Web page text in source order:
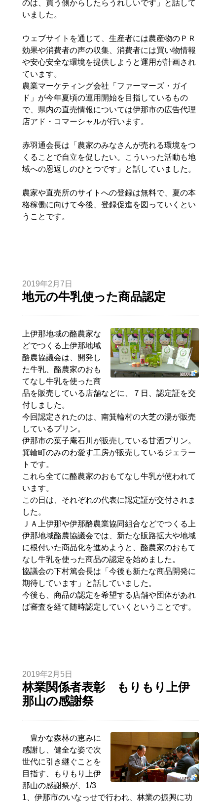
のは、買う側からしたらうれしいです」と話して
いました。
ウェブサイトを通じて、生産者には農産物のＰＲ
効果や消費者の声の収集、消費者には買い物情報
や安心安全な環境を提供しようと運用が計画され
ています。
農業マーケティング会社「ファーマーズ・ガイ
ド」が今年夏頃の運用開始を目指しているもの
で、県内の直売情報については伊那市の広告代理
店アド・コマーシャルが行います。
赤羽通会長は「農家のみなさんが売れる環境をつ
くることで自立を促したい。こういった活動も地
域への恩返しのひとつです」と話していました。
農家や直売所のサイトへの登録は無料で、夏の本
格稼働に向けて今後、登録促進を図っていくとい
うことです。
2019年2月7日
地元の牛乳使った商品認定
上伊那地域の酪農家な
どでつくる上伊那地域
酪農協議会は、開発し
た牛乳、酪農家のおも
てなし牛乳を使った商
品を販売している店舗などに、７日、認定証を交
付しました。
今回認定されたのは、南箕輪村の大芝の湯が販売
しているプリン。
伊那市の菓子庵石川が販売している甘酒プリン。
箕輪町のみのわ愛す工房が販売しているジェラー
トです。
これら全てに酪農家のおもてなし牛乳が使われて
います。
この日は、それぞれの代表に認定証が交付されま
した。
ＪＡ上伊那や伊那酪農業協同組合などでつくる上
伊那地域酪農協議会では、新たな販路拡大や地域
に根付いた商品化を進めようと、酪農家のおもて
なし牛乳を使った商品の認定を始めました。
協議会の下村篤会長は「今後も新たな商品開発に
期待しています」と話していました。
今後も、商品の認定を希望する店舗や団体があれ
ば審査を経て随時認定していくということです。
2019年2月5日
林業関係者表彰 もりもり上伊
那山の感謝祭
豊かな森林の恵みに
感謝し、健全な姿で次
世代に引き継ぐことを
目指す、もりもり上伊
那山の感謝祭が、1/3
1、伊那市のいなっせで行われ、林業の振興に功